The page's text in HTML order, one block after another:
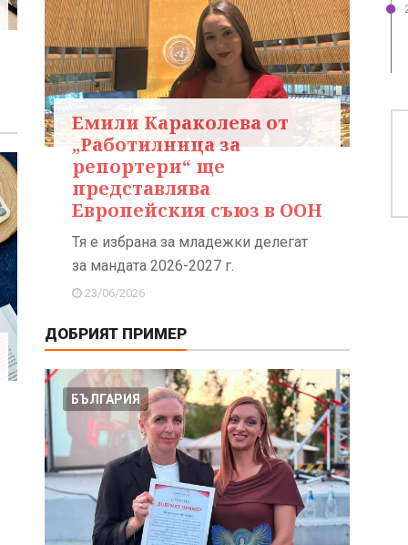
Емили Караколева от
„Работилница за
репортери“ ще
представлява
Европейския съюз в ООН
Тя е избрана за младежки делегат
за мандата 2026-2027 г.
23/06/2026
ДОБРИЯТ ПРИМЕР
БЪЛГАРИЯ